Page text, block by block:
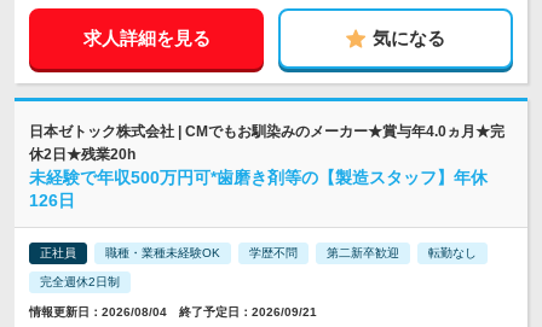
求人詳細を見る 気になる
日本ゼトック株式会社 | CMでもお馴染みのメーカー★賞与年4.0ヵ月★完
休2日★残業20h
未経験で年収500万円可*歯磨き剤等の【製造スタッフ】年休
126日
正社員 職種・業種未経験OK 学歴不問 第二新卒歓迎 転勤なし
完全週休2日制
情報更新日：2026/08/04 終了予定日：2026/09/21